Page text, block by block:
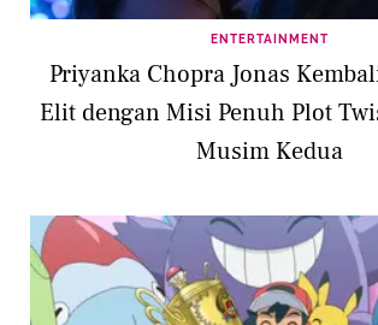
ENTERTAINMENT
Priyanka Chopra Jonas
Elit dengan Misi Penuh Plot
Musim Kedua